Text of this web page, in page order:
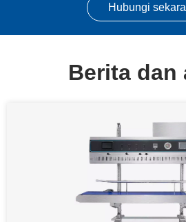
Hubungi
Berita dan